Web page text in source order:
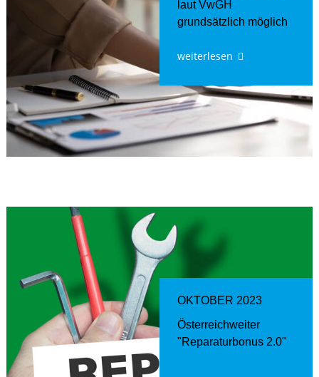
laut VwGH
grundsätzlich möglich
weiterlesen
OKTOBER 2023
Österreichweiter
"Reparaturbonus 2.0"